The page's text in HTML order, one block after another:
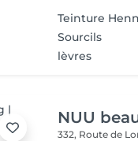
Teinture
Sourcils
lèvres
NUU
332, Route de